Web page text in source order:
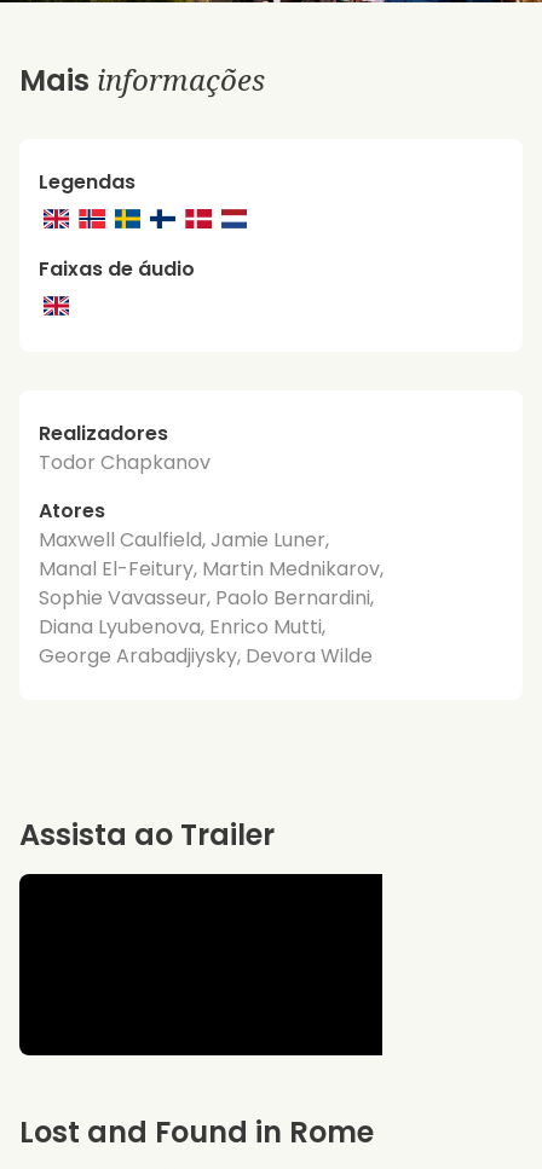
Mais informações
Legendas
Faixas de áudio
Realizadores
Todor Chapkanov
Atores
Maxwell Caulfield, Jamie Luner,
Manal El-Feitury, Martin Mednikarov,
Sophie Vavasseur, Paolo Bernardini,
Diana Lyubenova, Enrico Mutti,
George Arabadjiysky, Devora Wilde
Lost and Found in Rome
Assista ao Trailer